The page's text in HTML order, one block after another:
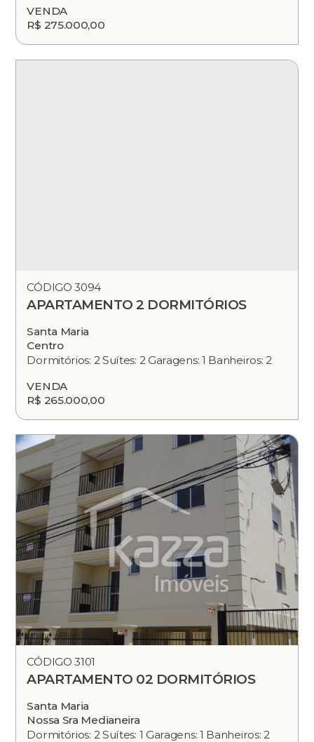
VENDA
R$ 275.000,00
CÓDIGO 3094
APARTAMENTO 2 DORMITÓRIOS
Santa Maria
Centro
Dormitórios: 2 Suítes: 2 Garagens: 1 Banheiros: 2
VENDA
R$ 265.000,00
CÓDIGO 3101
APARTAMENTO 02 DORMITÓRIOS
Santa Maria
Nossa Sra Medianeira
Dormitórios: 2 Suítes: 1 Garagens: 1 Banheiros: 2